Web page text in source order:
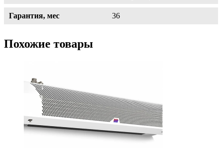
Гарантия, мес 36
Похожие товары